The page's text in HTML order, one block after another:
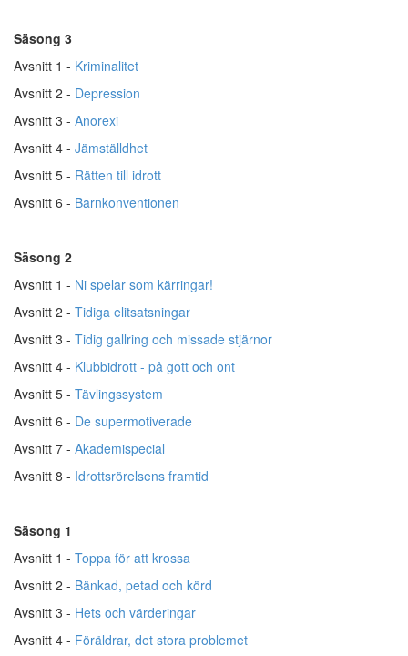
Säsong 3
Avsnitt 1 - Kriminalitet
Avsnitt 2 - Depression
Avsnitt 3 - Anorexi
Avsnitt 4 - Jämställdhet
Avsnitt 5 - Rätten till idrott
Avsnitt 6 - Barnkonventionen
Säsong 2
Avsnitt 1 - Ni spelar som kärringar!
Avsnitt 2 - Tidiga elitsatsningar
Avsnitt 3 - Tidig gallring och missade stjärnor
Avsnitt 4 - Klubbidrott - på gott och ont
Avsnitt 5 - Tävlingssystem
Avsnitt 6 - De supermotiverade
Avsnitt 7 - Akademispecial
Avsnitt 8 - Idrottsrörelsens framtid
Säsong 1
Avsnitt 1 - Toppa för att krossa
Avsnitt 2 - Bänkad, petad och körd
Avsnitt 3 - Hets och värderingar
Avsnitt 4 - Föräldrar, det stora problemet